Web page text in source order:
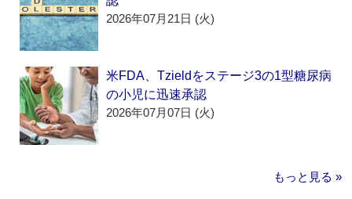
2026年07月21日 (火)
米FDA、Tzieldをステージ3の1型糖尿病
の小児に迅速承認
2026年07月07日 (火)
もっと見る »